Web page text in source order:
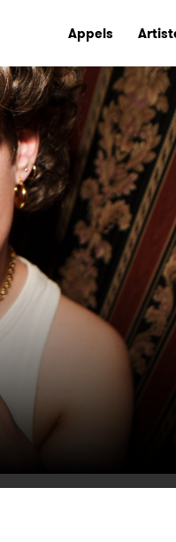
Appels